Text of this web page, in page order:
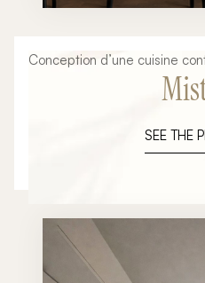
Conception d’une cuisine
gamme mêlant lignes
éclairages architecturaux et
SEE THE